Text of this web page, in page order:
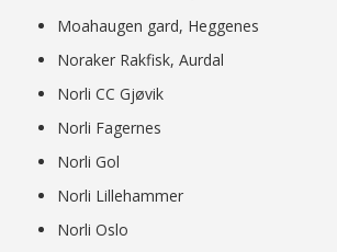
Moahaugen gard, Heggenes
Noraker Rakfisk, Aurdal
Norli CC Gjøvik
Norli Fagernes
Norli Gol
Norli Lillehammer
Norli Oslo